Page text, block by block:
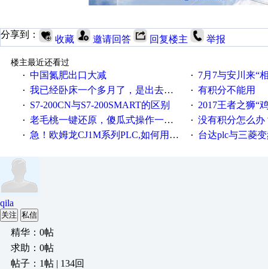
分享到： 收藏 邀请回答 回复楼主 举报
楼主最近还看过
· 中国氮肥出口大减 · 7月7与安川来“
· 我已经卧床一个多月了，是出去安装机械手在高速遭遇车祸所致:大家工作都要特别注意啊 · 有积分不能用
· S7-200CN与S7-200SMART的区别 · 2017王者之狮“鸡”情签到
· 老毛桃一键还原，傻瓜式操作一键轻松备份还原；程序为向导式安装，一键即可实现自动备份或还原系统。 · 没有积分怎么办
· 急！欧姆龙CJ1M系列PLC,如何用时间控制变频器。要求时间在组态王中可以自由输入！拜托各位大神了！ · 台达plc与三菱
qila
关注 私信
精华：0帖
求助：0帖
帖子：1帖 | 134回